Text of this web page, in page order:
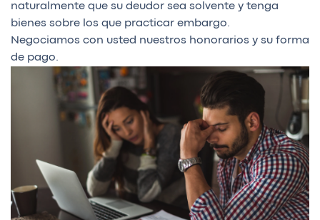
naturalmente que su deudor sea solvente y tenga
bienes sobre los que practicar embargo.
Negociamos con usted nuestros honorarios y su forma
de pago.